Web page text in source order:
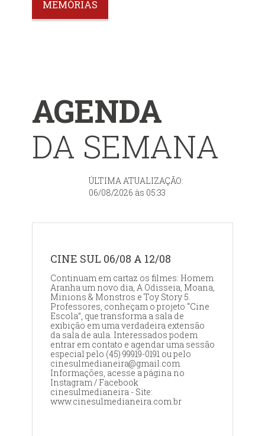
MEMÓRIAS
AGENDA
DA SEMANA
ÚLTIMA ATUALIZAÇÃO:
06/08/2026 às 05:33
CINE SUL 06/08 A 12/08
Continuam em cartaz os filmes: Homem
Aranha um novo dia, A Odisseia, Moana,
Minions & Monstros e Toy Story 5.
Professores, conheçam o projeto “Cine
Escola”, que transforma a sala de
exibição em uma verdadeira extensão
da sala de aula. Interessados podem
entrar em contato e agendar uma sessão
especial pelo (45) 99919-0191 ou pelo
cinesulmedianeira@gmail.com.
Informações, acesse a página no
Instagram / Facebook
cinesulmedianeira - Site:
www.cinesulmedianeira.com.br